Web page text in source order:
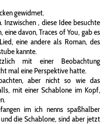
gewidmet.
, diese Idee besuchte
davon, Traces of You, gab es
eine andere als Roman, des
kannte.
mit einer Beobachtung
mal eine Perspektive hatte.
aber nicht so wie das
mit einer Schablone im Kopf,
im ich nenns spaßhalber
die Schablone, sind aber jetzt